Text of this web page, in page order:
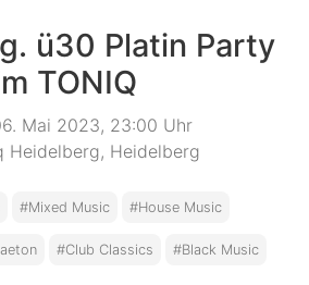
ü30 Platin Party
TONIQ
Mai 2023, 23:00 Uhr
Heidelberg, Heidelberg
#Mixed Music #House Music
#Club Classics #Black Music